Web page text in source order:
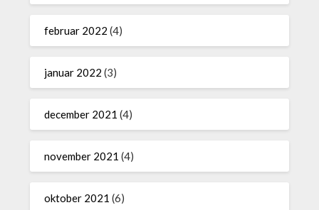
februar 2022 (4)
januar 2022 (3)
december 2021 (4)
november 2021 (4)
oktober 2021 (6)